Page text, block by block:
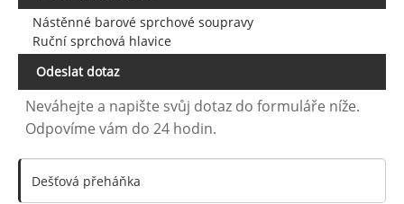
Nástěnné barové sprchové soupravy
Ruční sprchová hlavice
Odeslat dotaz
Neváhejte a napište svůj dotaz do formuláře níže.
Odpovíme vám do 24 hodin.